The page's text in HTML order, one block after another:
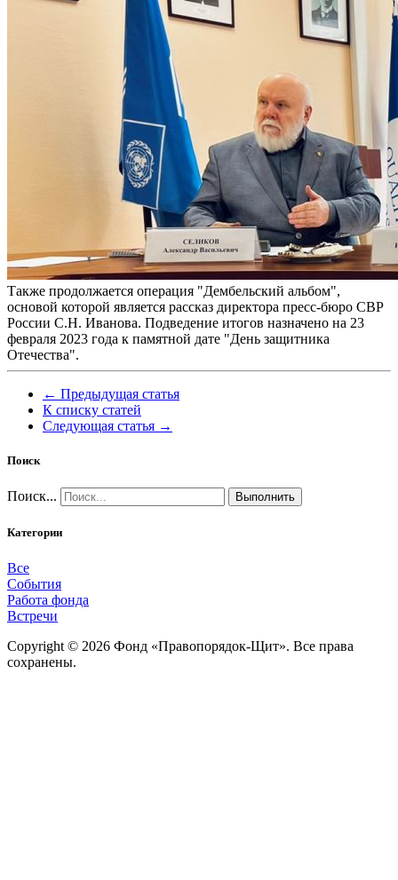
Также продолжается операция "Дембельский альбом",
основой которой является рассказ директора пресс-бюро СВР
России С.Н. Иванова. Подведение итогов назначено на 23
февраля 2023 года к памятной дате "День защитника
Отечества".
← Предыдущая статья
К списку статей
Следующая статья →
Поиск
Поиск... Выполнить
Категории
Все
События
Работа фонда
Встречи
Copyright © 2026 Фонд «Правопорядок-Щит». Все права
сохранены.